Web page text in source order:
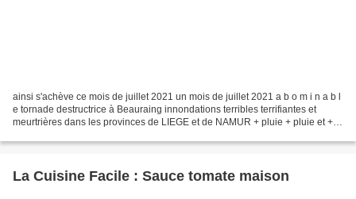
ainsi s'achève ce mois de juillet 2021 un mois de juillet 2021 a b o m i n a b l
e tornade destructrice à Beauraing innondations terribles terrifiantes et
meurtrières dans les provinces de LIEGE et de NAMUR + pluie + pluie et +
La Cuisine Facile : Sauce tomate maison